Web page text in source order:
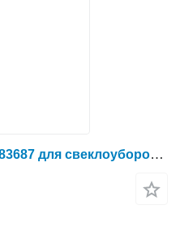
Фильтр кабины Holmer P783687 для свеклоуборочного комбайна